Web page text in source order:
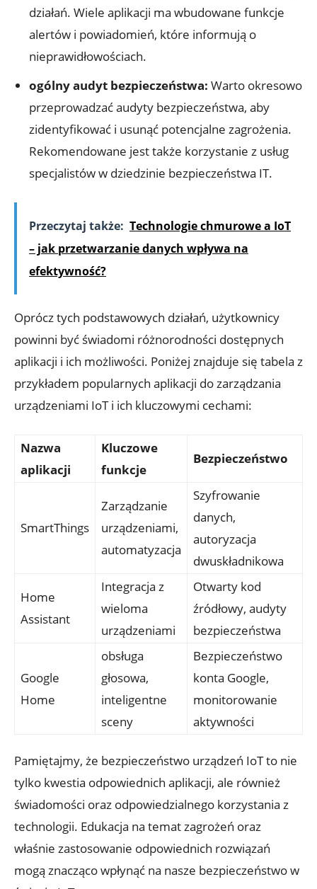
działań. Wiele aplikacji ma wbudowane funkcje
alertów i powiadomień, które informują o
nieprawidłowościach.
ogólny audyt bezpieczeństwa: Warto okresowo
przeprowadzać audyty bezpieczeństwa, aby
zidentyfikować i usunąć potencjalne zagrożenia.
Rekomendowane jest także korzystanie z usług
specjalistów w dziedzinie bezpieczeństwa IT.
Przeczytaj także: Technologie chmurowe a IoT
– jak przetwarzanie danych wpływa na
efektywność?
Oprócz tych podstawowych działań, użytkownicy
powinni być świadomi różnorodności dostępnych
aplikacji i ich możliwości. Poniżej znajduje się tabela z
przykładem popularnych aplikacji do zarządzania
urządzeniami IoT i ich kluczowymi cechami:
Nazwa
aplikacji
Kluczowe
funkcje
Bezpieczeństwo
SmartThings
Zarządzanie
urządzeniami,
automatyzacja
Szyfrowanie
danych,
autoryzacja
dwuskładnikowa
Home
Assistant
Integracja z
wieloma
urządzeniami
Otwarty kod
źródłowy, audyty
bezpieczeństwa
Google
Home
obsługa
głosowa,
inteligentne
sceny
Bezpieczeństwo
konta Google,
monitorowanie
aktywności
Pamiętajmy, że bezpieczeństwo urządzeń IoT to nie
tylko kwestia odpowiednich aplikacji, ale również
świadomości oraz odpowiedzialnego korzystania z
technologii. Edukacja na temat zagrożeń oraz
właśnie zastosowanie odpowiednich rozwiązań
mogą znacząco wpłynąć na nasze bezpieczeństwo w